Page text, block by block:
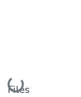
Loading...
Files